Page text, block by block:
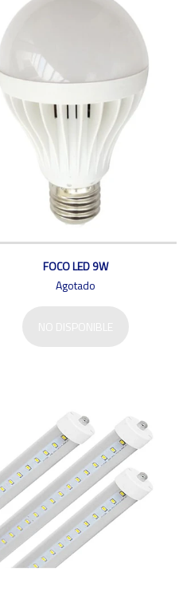
FOCO LED 9W
Agotado